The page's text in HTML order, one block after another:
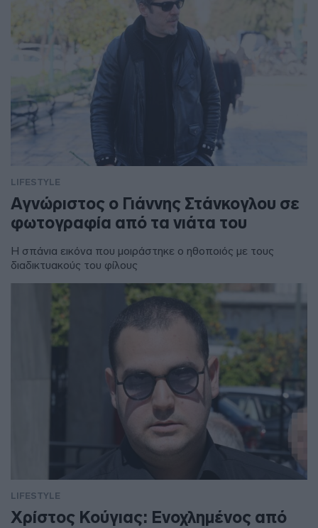
LIFESTYLE
Αγνώριστος ο Γιάννης Στάνκογλου σε
φωτογραφία από τα νιάτα του
Η σπάνια εικόνα που μοιράστηκε ο ηθοποιός με τους
διαδικτυακούς του φίλους
LIFESTYLE
Χρίστος Κούγιας: Ενοχλημένος από